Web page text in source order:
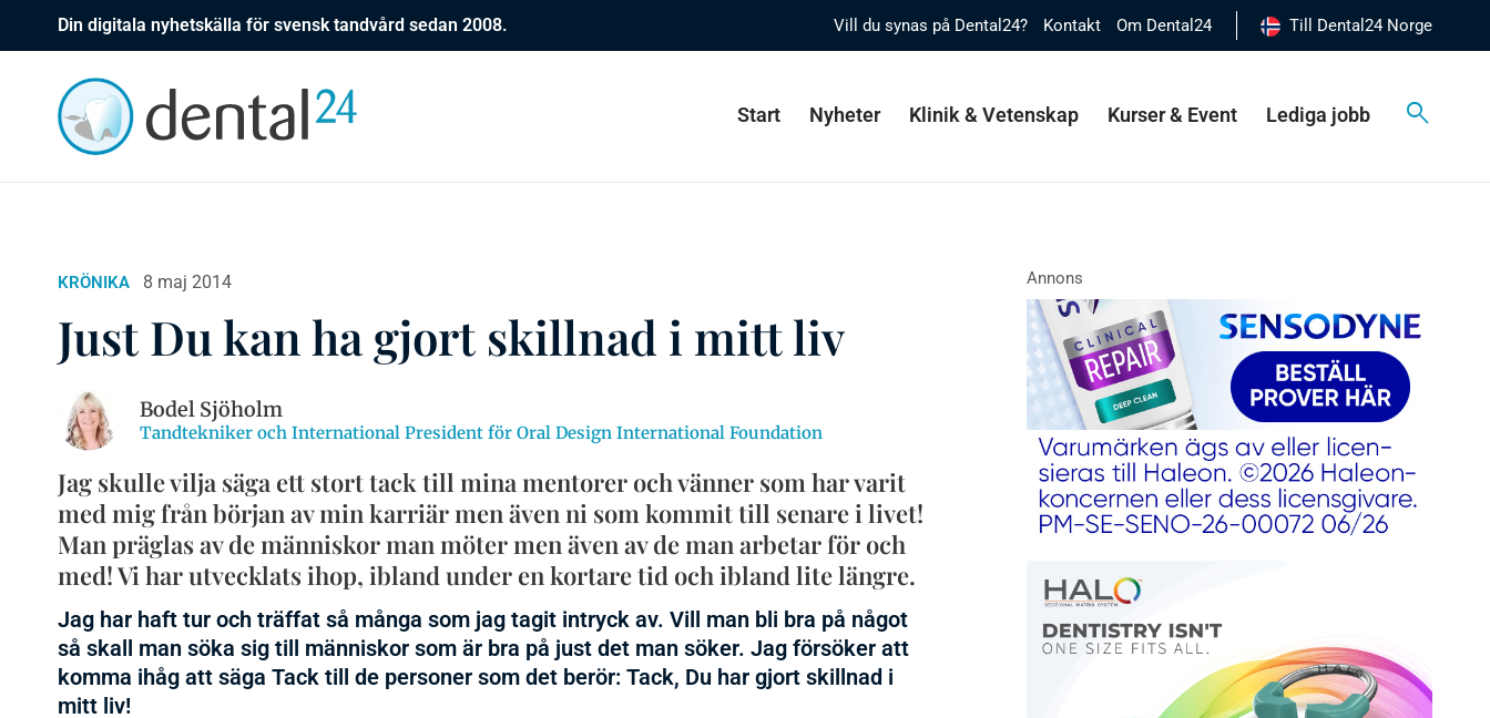
Din digitala nyhetskälla för svensk tandvård sedan 2008. Vill du synas på Dental24? Kontakt Om Dental24 Till Dental24 Norge
Start Nyheter Klinik & Vetenskap Kurser & Event Lediga jobb
KRÖNIKA 8 maj 2014
Just Du kan ha gjort skillnad i mitt liv
Bodel Sjöholm
Tandtekniker och International President för Oral Design International Foundation
Jag skulle vilja säga ett stort tack till mina mentorer och vänner som har varit
med mig från början av min karriär men även ni som kommit till senare i livet!
Man präglas av de människor man möter men även av de man arbetar för och
med! Vi har utvecklats ihop, ibland under en kortare tid och ibland lite längre.
Jag har haft tur och träffat så många som jag tagit intryck av. Vill man bli bra på något
så skall man söka sig till människor som är bra på just det man söker. Jag försöker att
komma ihåg att säga Tack till de personer som det berör: Tack, Du har gjort skillnad i
mitt liv!